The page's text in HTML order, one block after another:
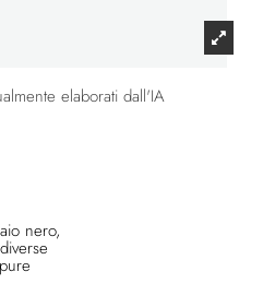
elaborati dall'IA
nero,